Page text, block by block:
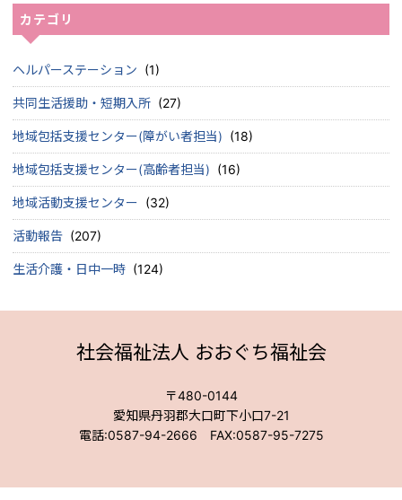
カテゴリ
ヘルパーステーション (1)
共同生活援助・短期入所 (27)
地域包括支援センター(障がい者担当) (18)
地域包括支援センター(高齢者担当) (16)
地域活動支援センター (32)
活動報告 (207)
生活介護・日中一時 (124)
社会福祉法人 おおぐち福祉会
〒480-0144
愛知県丹羽郡大口町下小口7-21
電話:0587-94-2666 FAX:0587-95-7275